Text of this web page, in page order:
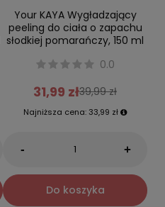
Your KAYA Wygładzający
peeling do ciała o zapachu
słodkiej pomarańczy, 150 ml
0.0
31,99 zł39,99 zł
Najniższa cena: 33,99 zł
- +
Do koszyka